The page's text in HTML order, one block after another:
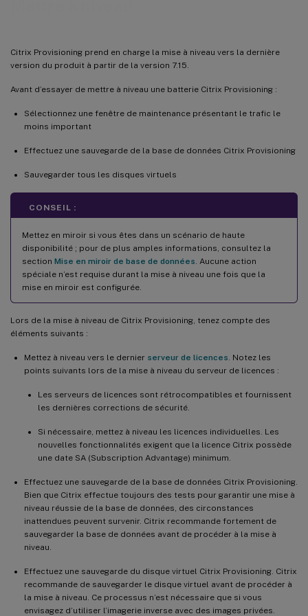
Citrix Provisioning prend en charge la mise à niveau vers la dernière
version du produit à partir de la version 7.15.
Avant d’essayer de mettre à niveau une batterie Citrix Provisioning :
Sélectionnez une fenêtre de maintenance présentant le trafic le
moins important
Effectuez une sauvegarde de la base de données Citrix Provisioning
Sauvegarder tous les disques virtuels
CONSEIL :
Mettez en miroir si vous êtes dans un scénario de haute
disponibilité ; pour de plus amples informations, consultez la
section Mise en miroir de base de données . Aucune action
spéciale n’est requise durant la mise à niveau une fois que la
mise en miroir est configurée.
Lors de la mise à niveau de Citrix Provisioning, tenez compte des
éléments suivants :
Mettez à niveau vers le dernier serveur de licences . Notez les
points suivants lors de la mise à niveau du serveur de licences :
Les serveurs de licences sont rétrocompatibles et fournissent
les dernières corrections de sécurité.
Si nécessaire, mettez à niveau les licences individuelles. Les
nouvelles fonctionnalités exigent que la licence Citrix possède
une date SA (Subscription Advantage) minimum.
Effectuez une sauvegarde de la base de données Citrix Provisioning.
Bien que Citrix effectue toujours des tests pour garantir une mise à
niveau réussie de la base de données, des circonstances
inattendues peuvent survenir. Citrix recommande fortement de
sauvegarder la base de données avant de procéder à la mise à
niveau.
Effectuez une sauvegarde du disque virtuel Citrix Provisioning. Citrix
recommande de sauvegarder le disque virtuel avant de procéder à
la mise à niveau. Ce processus n’est nécessaire que si vous
envisagez d’utiliser l’imagerie inverse avec des images privées.